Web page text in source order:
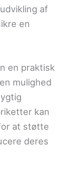
af
en
en praktisk
mulighed
kan
at støtte
deres